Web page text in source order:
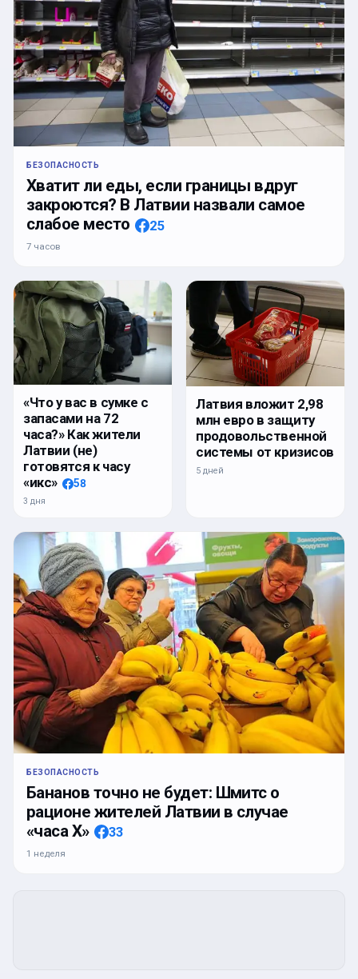
БЕЗОПАСНОСТЬ
Хватит ли еды, если границы вдруг
закроются? В Латвии назвали самое
слабое место
25
7 часов
«Что у вас в сумке с
запасами на 72
часа?» Как жители
Латвии (не)
готовятся к часу
«икс»
58
3 дня
Латвия вложит 2,98
млн евро в защиту
продовольственной
системы от кризисов
5 дней
БЕЗОПАСНОСТЬ
Бананов точно не будет: Шмитс о
рационе жителей Латвии в случае
«часа Х»
33
1 неделя